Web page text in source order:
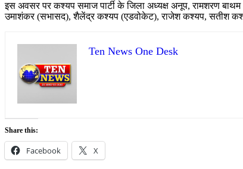
इस अवसर पर कश्यप समाज पार्टी के जिला अध्यक्ष अनूप, रामशरण
उमाशंकर (सभासद), शैलेंद्र कश्यप (एडवोकेट), राजेश कश्यप, सतीश
Ten News One Desk
Share this:
Facebook X